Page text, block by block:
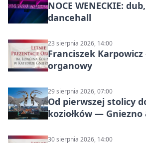
NOCE WENECKIE:
dancehall
23 sierpnia 2026, 14:00
Franciszek
organowy
29 sierpnia 2026, 07:00
Od pierwszej stolicy
koziołków — Gniezno
30 sierpnia 2026, 14:00